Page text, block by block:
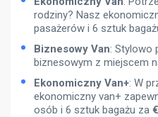
rodziny? Nasz
pasażerów i 6 sztuk
Biznesowy Van: Stylowo
biznesowym z miejscem
Ekonomiczny Van+: W
ekonomiczny van+
osób i 6 sztuk bagażu za €